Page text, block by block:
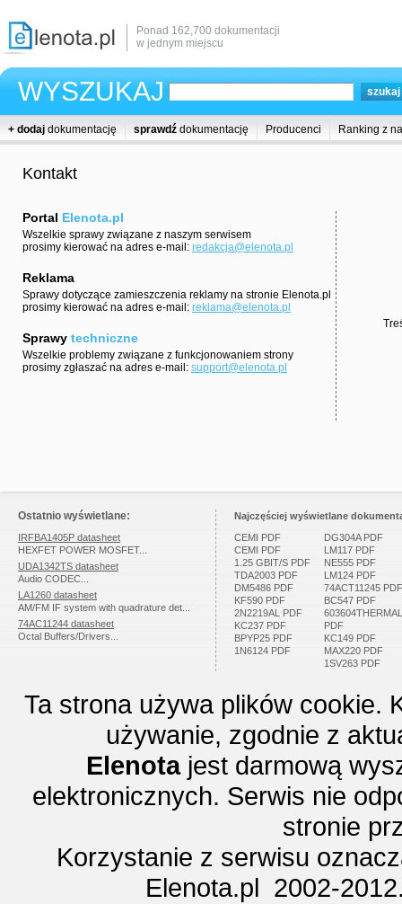
Ponad 162,700 dokumentacji
w jednym miejscu
WYSZUKAJ
+ dodaj dokumentację sprawdź dokumentację Producenci Ranking z
Kontakt
Portal Elenota.pl
Wszelkie sprawy związane z naszym serwisem
prosimy kierować na adres e-mail: redakcja@elenota.pl
Reklama
Sprawy dotyczące zamieszczenia reklamy na stronie Elenota.pl
prosimy kierować na adres e-mail: reklama@elenota.pl
Sprawy techniczne
Wszelkie problemy związane z funkcjonowaniem strony
prosimy zgłaszać na adres e-mail: support@elenota.pl
Ostatnio wyświetlane:
IRFBA1405P datasheet
HEXFET POWER MOSFET...
UDA1342TS datasheet
Audio CODEC...
LA1260 datasheet
AM/FM IF system with quadrature det...
74AC11244 datasheet
Octal Buffers/Drivers...
Najczęściej wyświetlane
CEMI PDF
CEMI PDF
1.25 GBIT/S PDF
TDA2003 PDF
DM5486 PDF
KF590 PDF
2N2219AL PDF
KC237 PDF
BPYP25 PDF
1N6124 PDF
DG304A PDF
LM117 PDF
NE555 PDF
LM124 PDF
74ACT11245 PDF
BC547 PDF
603604THERMAL
PDF
KC149 PDF
MAX220 PDF
1SV263 PDF
Ta strona używa plików cookie.
używanie, zgodnie z
Elenotajest darmową
elektronicznych. Serwis nie
stronie
Korzystanie z serwisu
Elenota.pl 2002-